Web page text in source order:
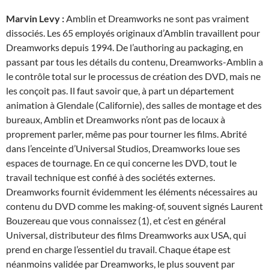
Marvin Levy :Amblin et Dreamworks ne sont pas vraiment
dissociés. Les 65 employés originaux d’Amblin travaillent pour
Dreamworks depuis 1994. De l’authoring au packaging, en
passant par tous les détails du contenu, Dreamworks-Amblin a
le contrôle total sur le processus de création des DVD, mais ne
les conçoit pas. Il faut savoir que, à part un département
animation à Glendale (Californie), des salles de montage et des
bureaux, Amblin et Dreamworks n’ont pas de locaux à
proprement parler, même pas pour tourner les films. Abrité
dans l’enceinte d’Universal Studios, Dreamworks loue ses
espaces de tournage. En ce qui concerne les DVD, tout le
travail technique est confié à des sociétés externes.
Dreamworks fournit évidemment les éléments nécessaires au
contenu du DVD comme les making-of, souvent signés Laurent
Bouzereau que vous connaissez (1), et c’est en général
Universal, distributeur des films Dreamworks aux USA, qui
prend en charge l’essentiel du travail. Chaque étape est
néanmoins validée par Dreamworks, le plus souvent par